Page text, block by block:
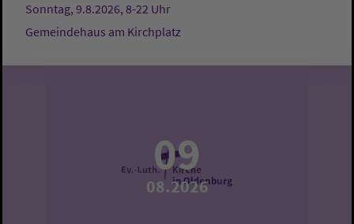
Sonntag, 9.8.2026, 8-22 Uhr
Gemeindehaus am Kirchplatz
09
08.2026